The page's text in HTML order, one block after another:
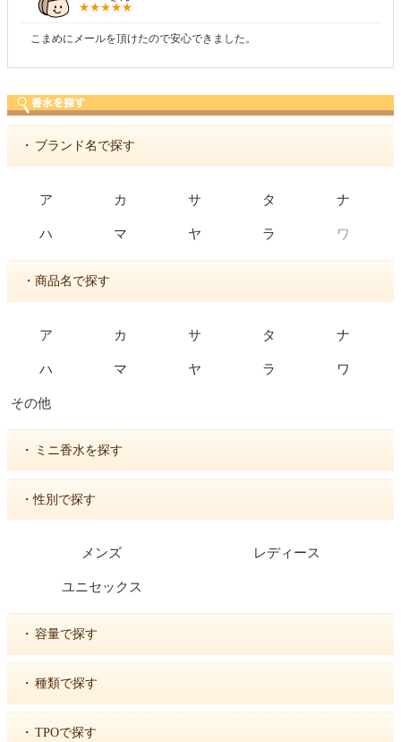
こまめにメールを頂けたので安心できました。
・ ブランド名で探す
ア カ サ タ ナ
ハ マ ヤ ラ ワ
・商品名で探す
ア カ サ タ ナ
ハ マ ヤ ラ ワ
その他
・ ミニ香水を探す
・性別で探す
メンズ レディース
ユニセックス
・ 容量で探す
・ 種類で探す
・ TPOで探す